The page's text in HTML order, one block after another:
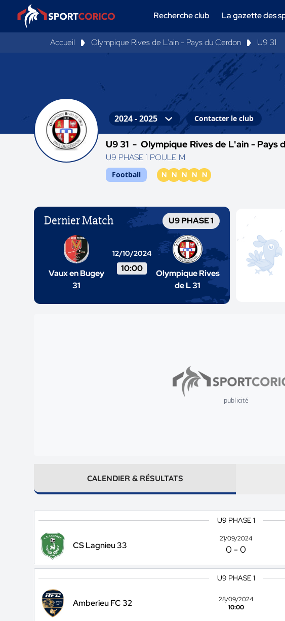
Recherche club La gazette des
Accueil Olympique Rives de L'ain - Pays du Cerdon U9 31
Contacter le club
U9 31 -Olympique Rives de L'ain - Pays
U9 PHASE 1 POULE M
Football N N N N N
Dernier Match U9 PHASE 1
Vaux en Bugey
31
12/10/2024
10:00
Olympique Rives
de L 31
publicité
CALENDIER & RÉSULTATS
U9 PHASE 1
CS Lagnieu 33
21/09/2024
0 -0
U9 PHASE 1
Amberieu FC 32
28/09/2024
10:00